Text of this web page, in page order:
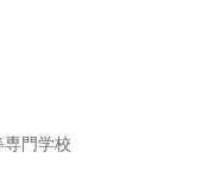
門学校